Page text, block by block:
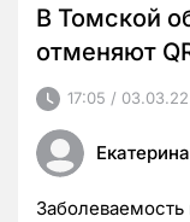
В Томской
отменяют
17:05 / 03.03.22